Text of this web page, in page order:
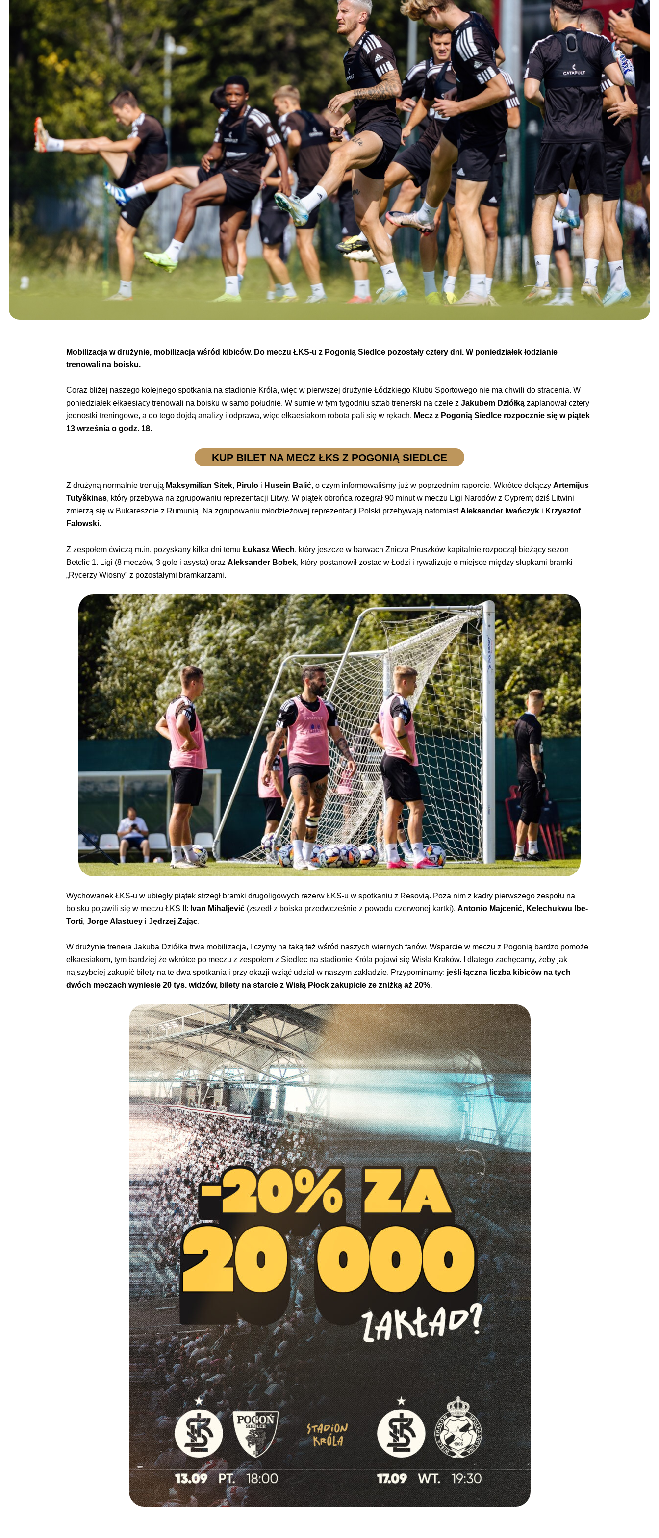
Ochrona dzieci Staże w Akademii ŁKS
Kluby partnerskie
Kontakt
Kolorowanki
SKLEP KUP BILET
Mobilizacja w drużynie, mobilizacja wśród kibiców. Do meczu ŁKS-u z Pogonią Siedlce pozostały cztery dni. W poniedziałek łodzianie
trenowali na boisku.
Coraz bliżej naszego kolejnego spotkania na stadionie Króla, więc w pierwszej drużynie Łódzkiego Klubu Sportowego nie ma chwili do stracenia. W
poniedziałek ełkaesiacy trenowali na boisku w samo południe. W sumie w tym tygodniu sztab trenerski na czele zJakubem Dziółkązaplanował cztery
jednostki treningowe, a do tego dojdą analizy i odprawa, więc ełkaesiakom robota pali się w rękach. Mecz z Pogonią Siedlce rozpocznie się w piątek
13 września o godz. 18.
KUP BILET NA MECZ ŁKS Z POGONIĄ SIEDLCE
Z drużyną normalnie trenują Maksymilian Sitek, Pirulo i Husein Balić, o czym informowaliśmy już w poprzednim raporcie. Wkrótce dołączyArtemijus
Tutyškinas, który przebywa na zgrupowaniu reprezentacji Litwy. W piątek obrońca rozegrał 90 minut w meczu Ligi Narodów z Cyprem; dziś Litwini
zmierzą się w Bukareszcie z Rumunią. Na zgrupowaniu młodzieżowej reprezentacji Polski przebywają natomiastAleksander Iwańczyk i Krzysztof
Fałowski.
Z zespołem ćwiczą m.in. pozyskany kilka dni temuŁukasz Wiech, który jeszcze w barwach Znicza Pruszków kapitalnie rozpoczął bieżący sezon
Betclic 1. Ligi (8 meczów, 3 gole i asysta) orazAleksander Bobek, który postanowił zostać w Łodzi i rywalizuje o miejsce między słupkami bramki
„Rycerzy Wiosny” z pozostałymi bramkarzami.
Wychowanek ŁKS-u w ubiegły piątek strzegł bramki drugoligowych rezerw ŁKS-u w spotkaniu z Resovią. Poza nim z kadry pierwszego zespołu na
boisku pojawili się w meczu ŁKS II: Ivan Mihaljević (zszedł z boiska przedwcześnie z powodu czerwonej kartki),Antonio Majcenić, Kelechukwu Ibe-
Torti,Jorge Alastuey iJędrzej Zając.
W drużynie trenera Jakuba Dziółka trwa mobilizacja, liczymy na taką też wśród naszych wiernych fanów. Wsparcie w meczu z Pogonią bardzo pomoże
ełkaesiakom, tym bardziej że wkrótce po meczu z zespołem z Siedlec na stadionie Króla pojawi się Wisła Kraków. I dlatego zachęcamy, żeby jak
najszybciej zakupić bilety na te dwa spotkania i przy okazji wziąć udział w naszym zakładzie. Przypominamy: jeśli łączna liczba kibiców na tych
dwóch meczach wyniesie 20 tys. widzów, bilety na starcie z Wisłą Płock zakupicie ze zniżką aż 20%.